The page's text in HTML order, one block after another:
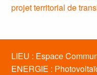
projet territorial de
LIEU : Espace
ENERGIE :